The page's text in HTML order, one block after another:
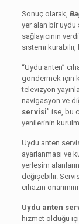
Sonuç olarak,
yer alan bir uydu
sağlayıcının
sistemi kurabilir,
“Uydu anten”
göndermek için
televizyon
navigasyon ve
servisi” ise, bu
yenilerinin
Uydu anten
ayarlanması ve
yerleşim
değişebilir.
cihazın
Uydu anten
hizmet olduğu